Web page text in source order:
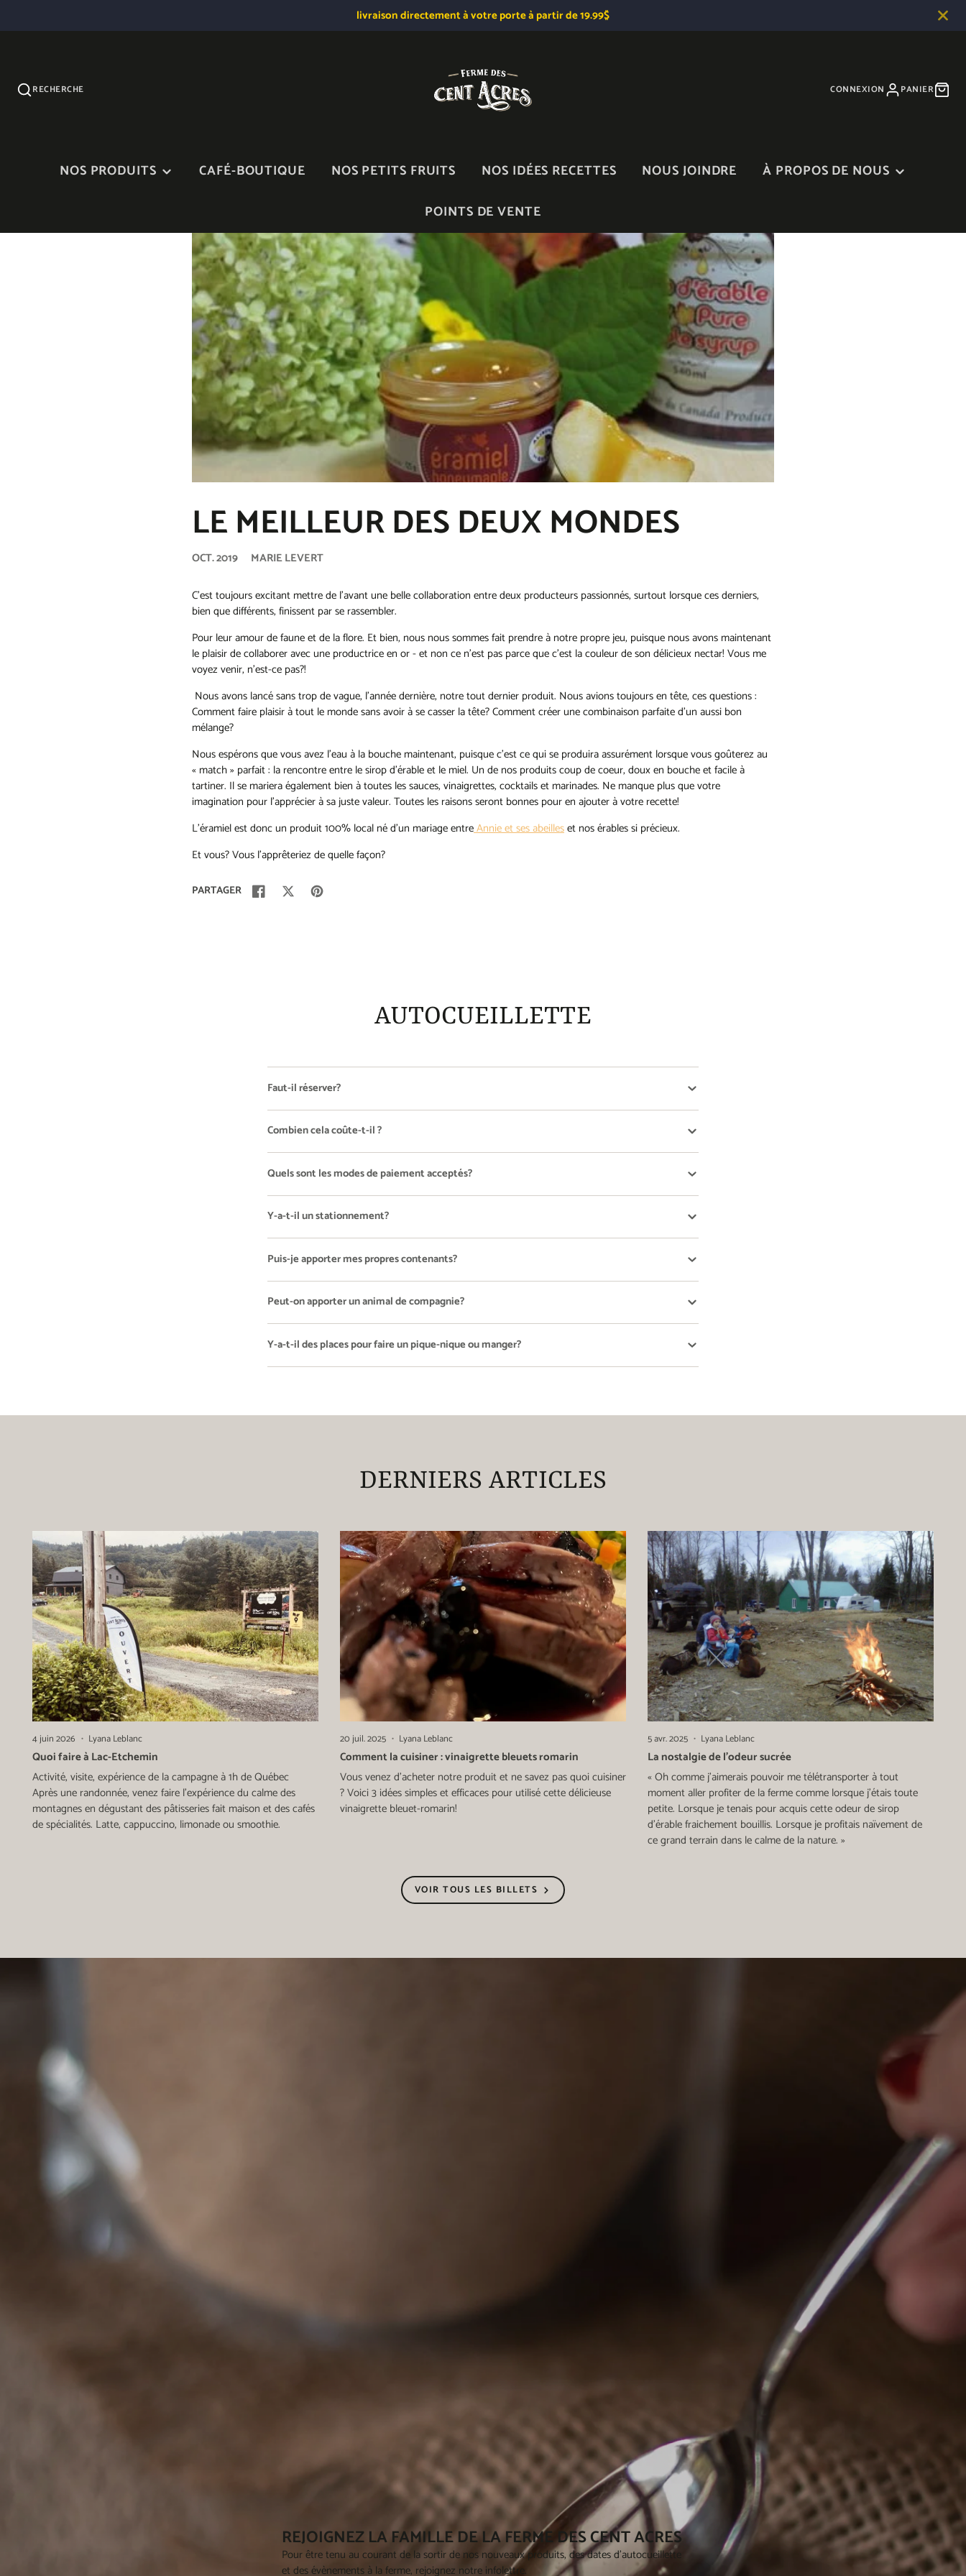
livraison directement à votre porte à partir de 19.99$
RECHERCHE CONNEXION PANIER
NOS PRODUITS
SIROP D'ÉRABLE ET
CAFÉ-BOUTIQUE NOS PETITS FRUITS NOS IDÉES RECETTES NOUS JOINDRE À PROPOS DE NOUS
BLOGUE
POINTS DE VENTE
LE MEILLEUR DES DEUX MONDES
OCT. 2019 MARIE LEVERT
C’est toujours excitant mettre de l’avant une belle collaboration entre deux producteurs passionnés, surtout lorsque ces derniers,
bien que différents, finissent par se rassembler.
Pour leur amour de faune et de la flore. Et bien, nous nous sommes fait prendre à notre propre jeu, puisque nous avons maintenant
le plaisir de collaborer avec une productrice en or - et non ce n’est pas parce que c’est la couleur de son délicieux nectar! Vous me
voyez venir, n’est-ce pas?!
Nous avons lancé sans trop de vague, l’année dernière, notre tout dernier produit. Nous avions toujours en tête, ces questions :
Comment faire plaisir à tout le monde sans avoir à se casser la tête? Comment créer une combinaison parfaite d’un aussi bon
mélange?
Nous espérons que vous avez l’eau à la bouche maintenant, puisque c’est ce qui se produira assurément lorsque vous goûterez au
« match » parfait : la rencontre entre le sirop d’érable et le miel. Un de nos produits coup de coeur, doux en bouche et facile à
tartiner. Il se mariera également bien à toutes les sauces, vinaigrettes, cocktails et marinades. Ne manque plus que votre
imagination pour l’apprécier à sa juste valeur. Toutes les raisons seront bonnes pour en ajouter à votre recette!
L’éramiel est donc un produit 100% local né d’un mariage entreAnnie et ses abeilleset nos érables si précieux.
Et vous? Vous l’apprêteriez de quelle façon?
PARTAGER
Partager
S'ouvreTweeter
S'ouvreÉpingler
S'ouvre
AUTOCUEILLETTE
Faut-il réserver?
Combien cela coûte-t-il ?
Quels sont les modes de paiement acceptés?
Y-a-t-il un stationnement?
Puis-je apporter mes propres contenants?
Peut-on apporter un animal de compagnie?
Y-a-t-il des places pour faire un pique-nique ou manger?
DERNIERS ARTICLES
4 juin 2026 Lyana Leblanc
Quoi faire à Lac-Etchemin
Activité, visite, expérience de la campagne à 1h de Québec
Après une randonnée, venez faire l'expérience du calme des
montagnes en dégustant des pâtisseries fait maison et des cafés
de spécialités. Latte, cappuccino, limonade ou smoothie.
20 juil. 2025 Lyana Leblanc
Comment la cuisiner : vinaigrette bleuets romarin
Vous venez d'acheter notre produit et ne savez pas quoi cuisiner
? Voici 3 idées simples et efficaces pour utilisé cette délicieuse
vinaigrette bleuet-romarin!
5 avr. 2025 Lyana Leblanc
La nostalgie de l’odeur sucrée
« Oh comme j’aimerais pouvoir me télétransporter à tout
moment aller profiter de la ferme comme lorsque j’étais toute
petite. Lorsque je tenais pour acquis cette odeur de sirop
d’érable fraichement bouillis. Lorsque je profitais naïvement de
ce grand terrain dans le calme de la nature. »
VOIR TOUS LES BILLETS
REJOIGNEZ LA FAMILLE DE LA FERME DES CENT ACRES
Pour être tenu au courant de la sortir de nos nouveaux produits, des dates d'autocueillette
et des évènements à la ferme, rejoignez notre infolettre.